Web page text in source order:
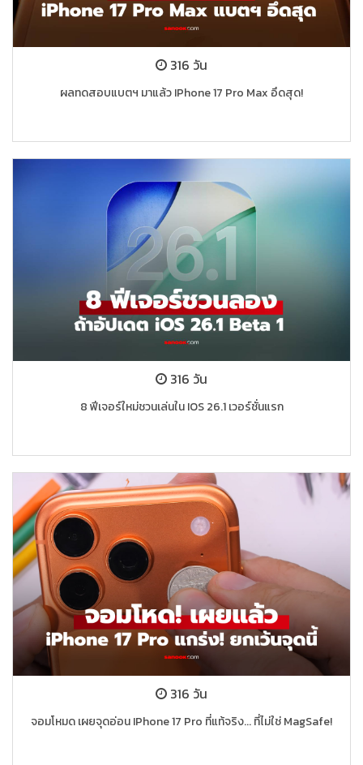
316 วัน
ผลทดสอบแบตฯ มาแล้ว IPhone 17 Pro Max อึดสุด!
316 วัน
8 ฟีเจอร์ใหม่ชวนเล่นใน IOS 26.1 เวอร์ชั่นแรก
316 วัน
จอมโหมด เผยจุดอ่อน IPhone 17 Pro ที่แท้จริง... ที่ไม่ใช่ MagSafe!